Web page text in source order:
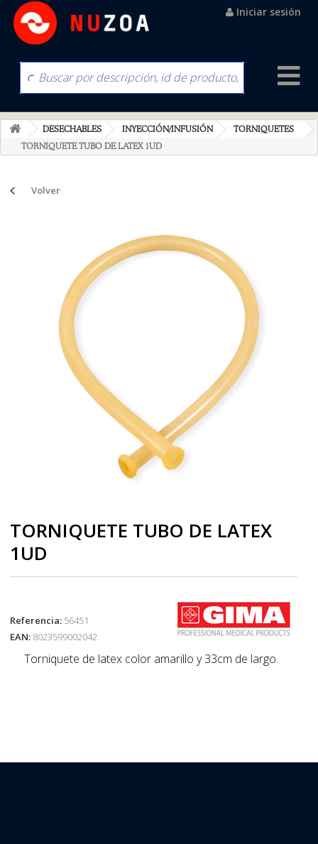
Iniciar sesión
DESECHABLES INYECCIÓN/INFUSIÓN
TORNIQUETES
TORNIQUETE TUBO DE LATEX 1UD
Volver
TORNIQUETE TUBO DE LATEX
1UD
Referencia: 56451
EAN: 8023599002042
Torniquete de latex color amarillo y 33cm de largo.